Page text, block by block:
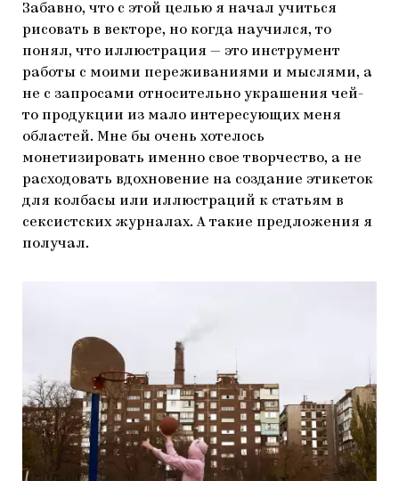
Забавно, что с этой целью я начал учиться
рисовать в векторе, но когда научился, то
понял, что иллюстрация — это инструмент
работы с моими переживаниями и мыслями, а
не с запросами относительно украшения чей-
то продукции из мало интересующих меня
областей. Мне бы очень хотелось
монетизировать именно свое творчество, а не
расходовать вдохновение на создание этикеток
для колбасы или иллюстраций к статьям в
сексистских журналах. А такие предложения я
получал.